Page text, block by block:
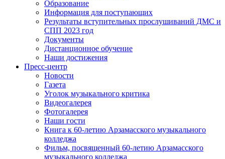
Образование
Информация для поступающих
Результаты вступительных прослушиваний ДМС и
СПП 2023 год
Документы
Дистанционное обучение
Наши достижения
Пресс-центр
Новости
Газета
Уголок музыкального критика
Видеогалерея
Фотогалерея
Наши гости
Книга к 60-летию Арзамасского музыкального
колледжа
Фильм, посвященный 60-летию Арзамасского
музыкального колледжа